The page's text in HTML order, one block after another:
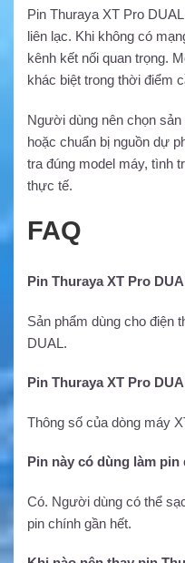
Pin Thuraya XT Pro
liên lạc. Khi không có
kênh kết nối quan trọng.
khác biệt trong thời điểm
Người dùng nên chọn
hoặc chuẩn bị nguồn dự
tra đúng model máy, tình
thực tế.
FAQ
Pin Thuraya XT Pro
Sản phẩm dùng cho điện
DUAL.
Pin Thuraya XT Pro
Thông số của dòng máy
Pin này có dùng làm
Có. Người dùng có thể
pin chính gần hết.